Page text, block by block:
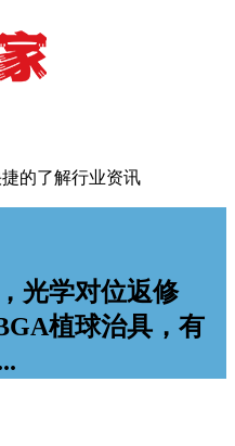
的了解行业资讯
光学对位返修
植球治具，有